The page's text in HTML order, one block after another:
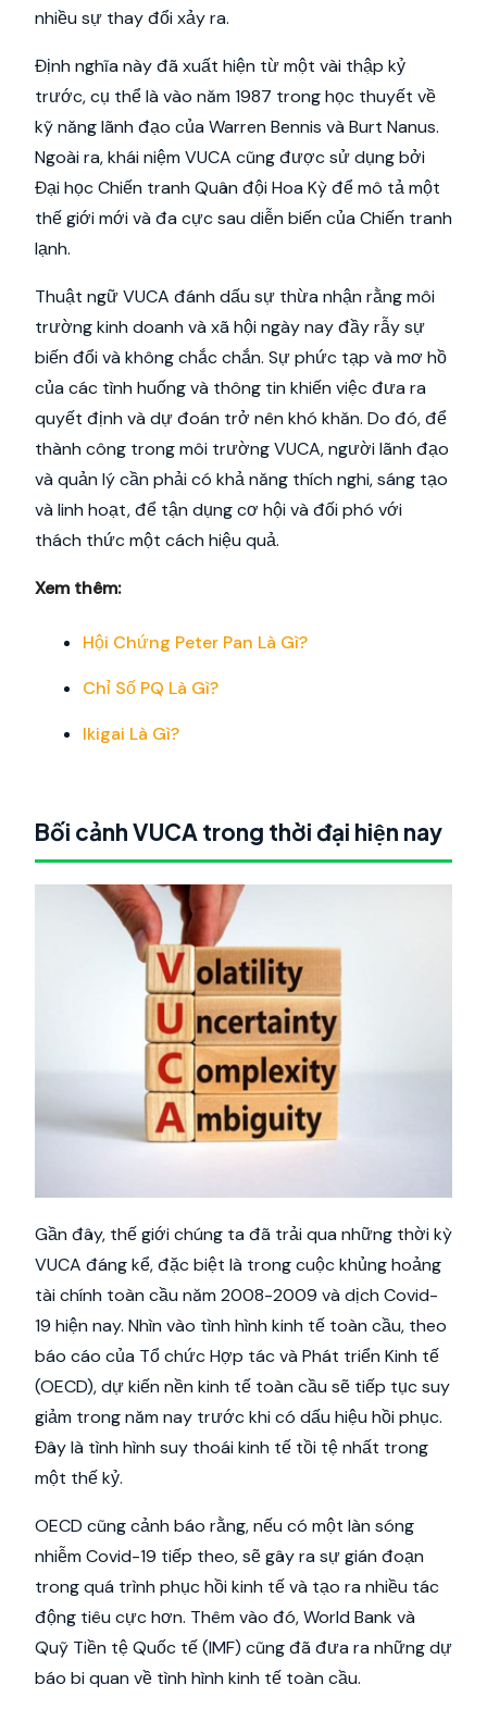
nhiều sự thay đổi xảy ra.
Định nghĩa này đã xuất hiện từ một vài thập kỷ
trước, cụ thể là vào năm 1987 trong học thuyết về
kỹ năng lãnh đạo của Warren Bennis và Burt Nanus.
Ngoài ra, khái niệm VUCA cũng được sử dụng bởi
Đại học Chiến tranh Quân đội Hoa Kỳ để mô tả một
thế giới mới và đa cực sau diễn biến của Chiến tranh
lạnh.
Thuật ngữ VUCA đánh dấu sự thừa nhận rằng môi
trường kinh doanh và xã hội ngày nay đầy rẫy sự
biến đổi và không chắc chắn. Sự phức tạp và mơ hồ
của các tình huống và thông tin khiến việc đưa ra
quyết định và dự đoán trở nên khó khăn. Do đó, để
thành công trong môi trường VUCA, người lãnh đạo
và quản lý cần phải có khả năng thích nghi, sáng tạo
và linh hoạt, để tận dụng cơ hội và đối phó với
thách thức một cách hiệu quả.
Xem thêm:
Hội Chứng Peter Pan Là Gì?
Chỉ Số PQ Là Gì?
Ikigai Là Gì?
Bối cảnh VUCA trong thời đại hiện nay
Gần đây, thế giới chúng ta đã trải qua những thời kỳ
VUCA đáng kể, đặc biệt là trong cuộc khủng hoảng
tài chính toàn cầu năm 2008-2009 và dịch Covid-
19 hiện nay. Nhìn vào tình hình kinh tế toàn cầu, theo
báo cáo của Tổ chức Hợp tác và Phát triển Kinh tế
(OECD), dự kiến nền kinh tế toàn cầu sẽ tiếp tục suy
giảm trong năm nay trước khi có dấu hiệu hồi phục.
Đây là tình hình suy thoái kinh tế tồi tệ nhất trong
một thế kỷ.
OECD cũng cảnh báo rằng, nếu có một làn sóng
nhiễm Covid-19 tiếp theo, sẽ gây ra sự gián đoạn
trong quá trình phục hồi kinh tế và tạo ra nhiều tác
động tiêu cực hơn. Thêm vào đó, World Bank và
Quỹ Tiền tệ Quốc tế (IMF) cũng đã đưa ra những dự
báo bi quan về tình hình kinh tế toàn cầu.